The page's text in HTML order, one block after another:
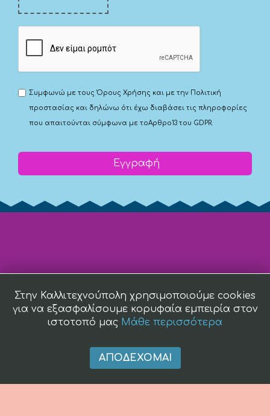
Συμφωνώ με τουςΌρους Χρήσης και με την Πολιτική
προστασίας και δηλώνω ότι έχω διαβάσει τις πληροφορίες
που απαιτούνται σύμφωνα με τοΑρθρο13 του GDPR.
Εγγραφή
Στην Καλλιτεχνούπολη χρησιμοποιούμε cookies
για να εξασφαλίσουμε κορυφαία εμπειρία στον
ιστοτοπό μας Μάθε περισσότερα
ΑΠΟΔΈΧΟΜΑΙ